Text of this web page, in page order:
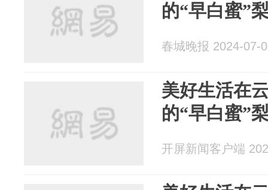
的“早白蜜”
春城晚报 2024-07-
美好生活在
的“早白蜜”
开屏新闻客户端